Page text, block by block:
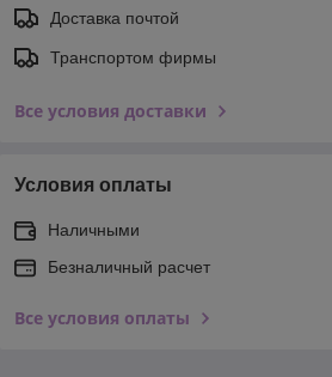
Доставка почтой
Транспортом фирмы
Все условия доставки
Условия оплаты
Наличными
Безналичный расчет
Все условия оплаты